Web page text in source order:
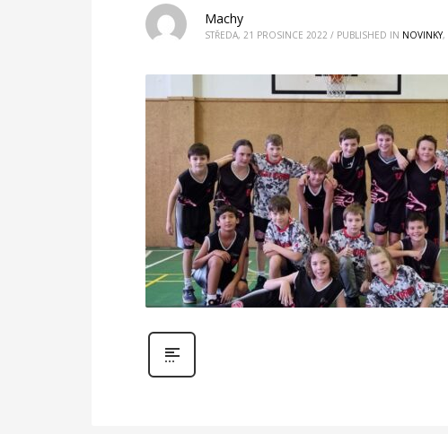
Machy
STŘEDA, 21 PROSINCE 2022 / PUBLISHED IN NOVINKY,